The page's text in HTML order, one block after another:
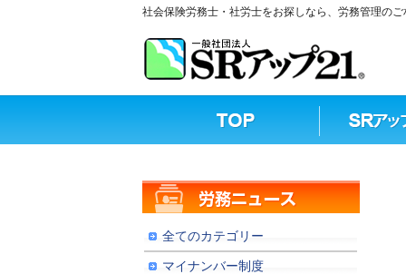
社会保険労務士・社労士をお探しなら、労務管理の
全てのカテゴリー
マイナンバー制度